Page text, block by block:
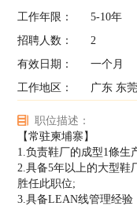
工作年限：
5-10年
招聘人数：
2
有效日期：
一个月
工作地区：
广东 东
职位描述：
【常驻柬埔寨】
1.负责鞋厂的成型1條生
2.具备5年以上的大型鞋
胜任此职位;
3.具备LEAN线管理经验